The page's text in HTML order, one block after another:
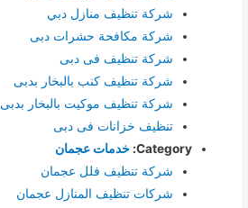
شركة تنظيف منازل دبي
شركة مكافحة حشرات دبى
شركة تنظيف فى دبى
شركة تنظيف كنب بالبخار بدبى
شركة تنظيف موكيت بالبخار بدبى
تنظيف خزانات فى دبى
Category: خدمات عجمان
شركة تنظيف فلل عجمان
شركات تنظيف المنازل عجمان